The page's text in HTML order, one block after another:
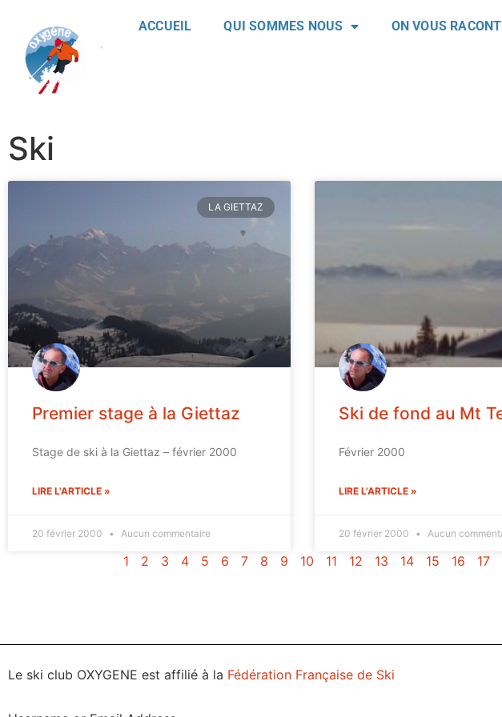
ACCUEIL QUI SOMMES NOUS ON VOUS
Ski
LA GIETTAZ
Premier stage à la Giettaz
Stage de ski à la Giettaz – février 2000
LIRE L'ARTICLE »
20 février 2000 Aucun commentaire
Ski de fond au Mt
Février 2000
LIRE L'ARTICLE »
20 février 2000 Aucun
1 2 3 4 5 6 7 8 9 10 11 12 13 14 15 16 17
Le ski club OXYGENE est affilié à la Fédération Française de Ski